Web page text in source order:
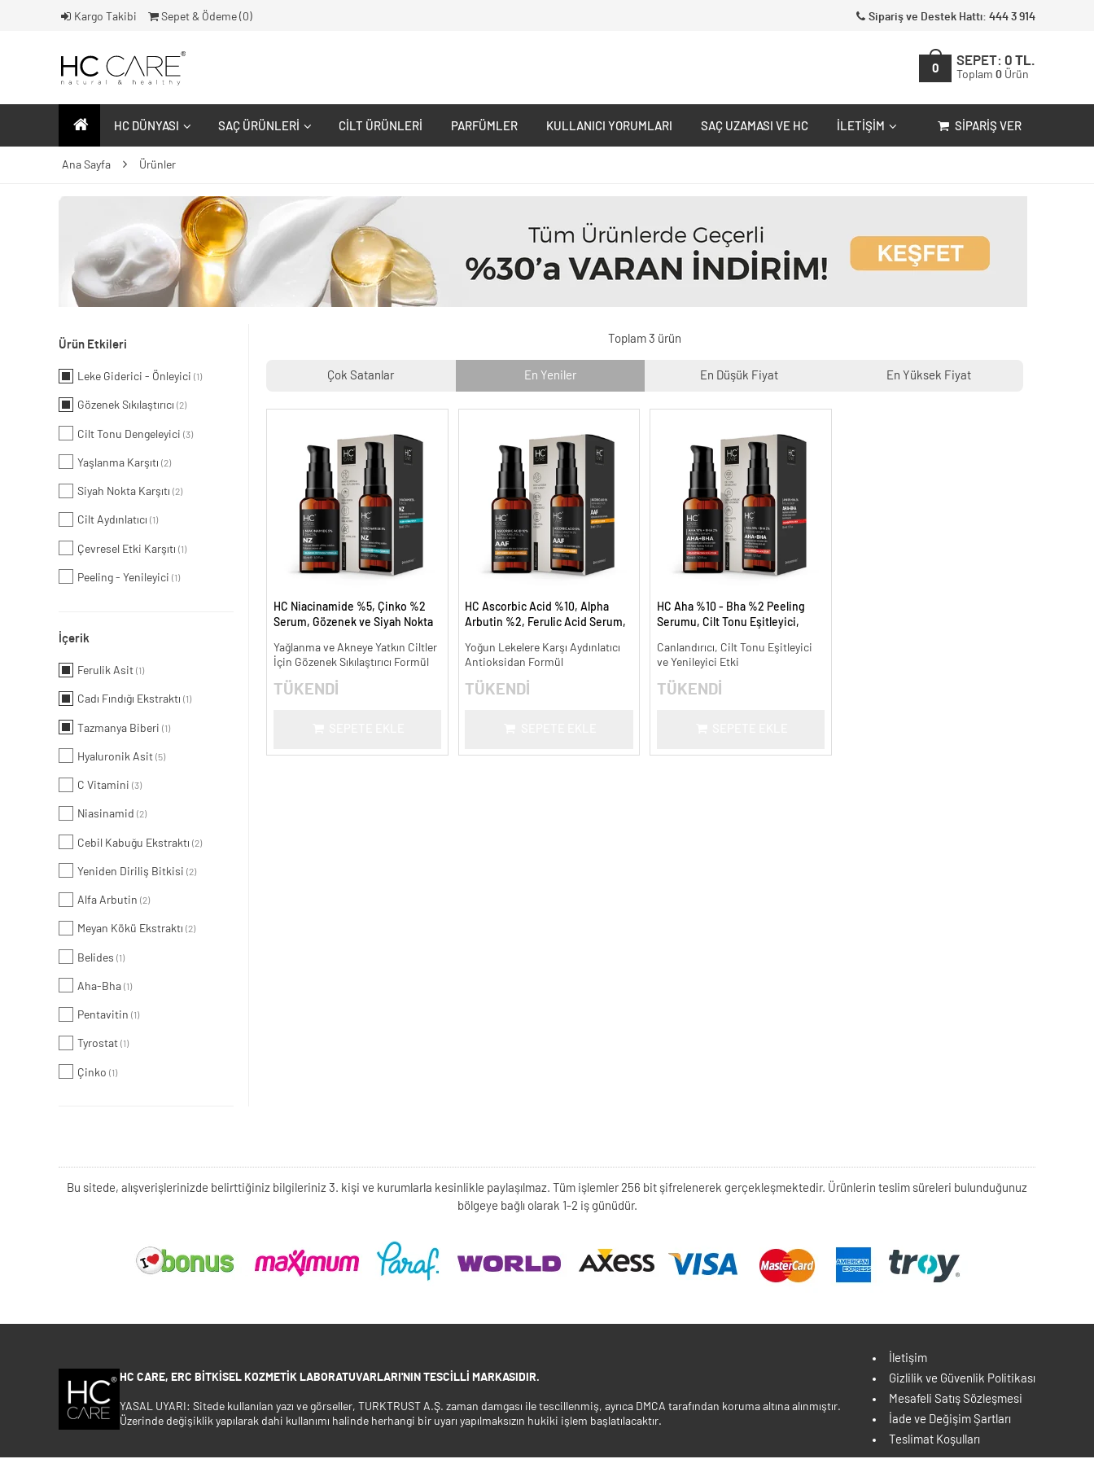
Kargo Takibi Sepet & Ödeme ( 0) Sipariş ve Destek Hattı: 444 3 914
0
SEPET: 0 TL.
Toplam 0 Ürün
HC DÜNYASI SAÇ ÜRÜNLERI CILT ÜRÜNLERI PARFÜMLER KULLANICI YORUMLARI SAÇ UZAMASI VE HC İLETIŞIM SIPARIŞ VER
Ana Sayfa Ürünler
Ürün Etkileri
Leke Giderici - Önleyici (1)
Gözenek Sıkılaştırıcı (2)
Cilt Tonu Dengeleyici (3)
Yaşlanma Karşıtı (2)
Siyah Nokta Karşıtı (2)
Cilt Aydınlatıcı (1)
Çevresel Etki Karşıtı (1)
Peeling - Yenileyici (1)
İçerik
Ferulik Asit (1)
Cadı Fındığı Ekstraktı (1)
Tazmanya Biberi (1)
Hyaluronik Asit (5)
C Vitamini (3)
Niasinamid (2)
Cebil Kabuğu Ekstraktı (2)
Yeniden Diriliş Bitkisi (2)
Alfa Arbutin (2)
Meyan Kökü Ekstraktı (2)
Belides (1)
Aha-Bha (1)
Pentavitin (1)
Tyrostat (1)
Çinko (1)
Toplam 3 ürün
Çok Satanlar En Yeniler En Düşük Fiyat En Yüksek Fiyat
HC Niacinamide %5, Çinko %2
Serum, Gözenek ve Siyah Nokta
- 30 ml.
Yağlanma ve Akneye Yatkın Ciltler
İçin Gözenek Sıkılaştırıcı Formül
TÜKENDİ
HC Ascorbic Acid %10, Alpha
Arbutin %2, Ferulic Acid Serum,
ml.
Yoğun Lekelere Karşı Aydınlatıcı
Antioksidan Formül
TÜKENDİ
HC Aha %10 - Bha %2 Peeling
Serumu, Cilt Tonu Eşitleyici,
Canlandırıcı, Cilt Tonu Eşitleyici
ve Yenileyici Etki
TÜKENDİ
Bu sitede, alışverişlerinizde belirttiğiniz bilgileriniz 3. kişi ve kurumlarla kesinlikle paylaşılmaz. Tüm işlemler 256 bit şifrelenerek gerçekleşmektedir. Ürünlerin teslim süreleri bulunduğunuz
bölgeye bağlı olarak 1-2 iş günüdür.
HC CARE, ERC BITKISEL KOZMETIK LABORATUVARLARI'NIN TESCILLI MARKASIDIR.
YASAL UYARI: Sitede kullanılan yazı ve görseller, TURKTRUST A.Ş. zaman damgası ile tescillenmiş, ayrıca DMCA tarafından koruma altına alınmıştır.
Üzerinde değişiklik yapılarak dahi kullanımı halinde herhangi bir uyarı yapılmaksızın hukiki işlem başlatılacaktır.
İletişim
Gizlilik ve Güvenlik Politikası
Mesafeli Satış Sözleşmesi
İade ve Değişim Şartları
Teslimat Koşulları